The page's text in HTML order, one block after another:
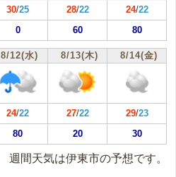
30/25 28/22 24/22
0 60 80
8/12(水) 8/13(木) 8/14(金)
24/22 27/22 29/23
80 20 30
週間天気は伊東市の予想です。